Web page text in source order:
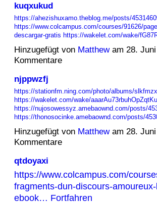
kuqxukud
https://ahezishuxamo.theblog.me/posts/
https://www.colcampus.com/courses/91626/
descargar-gratis https://wakelet.com/wake/
Hinzugefügt von Matthewam 28.
Kommentare
njppwzfj
https://stationfm.ning.com/photo/albums/
https://wakelet.com/wake/
https://nujosowessyz.amebaownd.com/posts/
https://thonosocinke.amebaownd.com/posts/
Hinzugefügt von Matthewam 28.
Kommentare
qtdoyaxi
https://www.colcampus.com/
fragments-dun-discours-
ebook… Fortfahren